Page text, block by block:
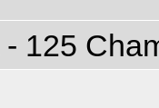
- 125